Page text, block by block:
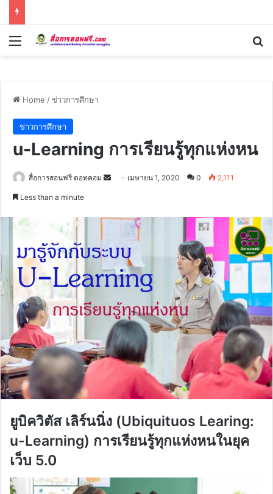
Menu
Home /ข่าวการศึกษา
ข่าวการศึกษา
u-Learning การเรียนรู้ทุกแห่งหน
สื่อการสอนฟรี ดอทคอม
Send เมษายน 1, 2020 0 2,111
Less than a minute
ยูบิควิตัส เลิร์นนิ่ง (Ubiquituos Learing:
u-Learning) การเรียนรู้ทุกแห่งหนในยุค
เว็บ 5.0